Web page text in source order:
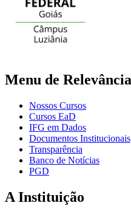
Menu de Relevância
Nossos Cursos
Cursos EaD
IFG em Dados
Documentos Institucionais
Transparência
Banco de Notícias
PGD
A Instituição